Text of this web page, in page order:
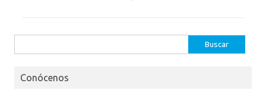
Conócenos